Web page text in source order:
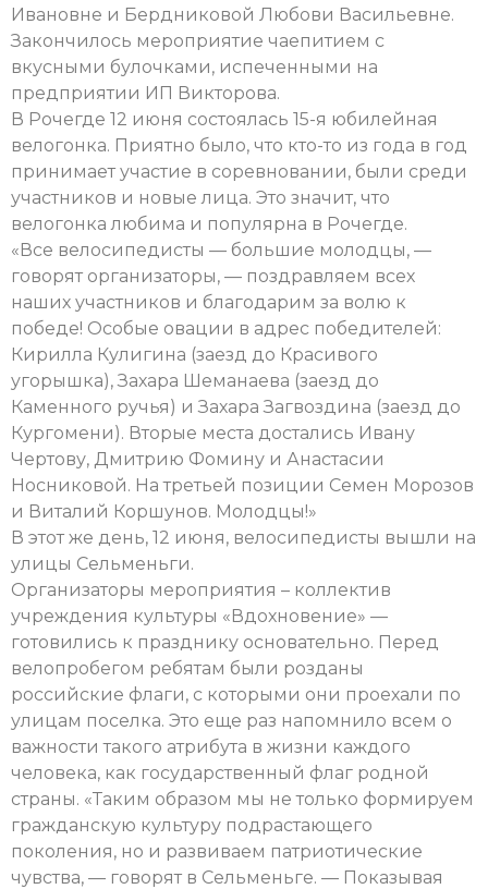
Ивановне и Бердниковой Любови Васильевне.
Закончилось мероприятие чаепитием с
вкусными булочками, испеченными на
предприятии ИП Викторова.
В Рочегде 12 июня состоялась 15-я юбилейная
велогонка. Приятно было, что кто-то из года в год
принимает участие в соревновании, были среди
участников и новые лица. Это значит, что
велогонка любима и популярна в Рочегде.
«Все велосипедисты — большие молодцы, —
говорят организаторы, — поздравляем всех
наших участников и благодарим за волю к
победе! Особые овации в адрес победителей:
Кирилла Кулигина (заезд до Красивого
угорышка), Захара Шеманаева (заезд до
Каменного ручья) и Захара Загвоздина (заезд до
Кургомени). Вторые места достались Ивану
Чертову, Дмитрию Фомину и Анастасии
Носниковой. На третьей позиции Семен Морозов
и Виталий Коршунов. Молодцы!»
В этот же день, 12 июня, велосипедисты вышли на
улицы Сельменьги.
Организаторы мероприятия – коллектив
учреждения культуры «Вдохновение» —
готовились к празднику основательно. Перед
велопробегом ребятам были розданы
российские флаги, с которыми они проехали по
улицам поселка. Это еще раз напомнило всем о
важности такого атрибута в жизни каждого
человека, как государственный флаг родной
страны. «Таким образом мы не только формируем
гражданскую культуру подрастающего
поколения, но и развиваем патриотические
чувства, — говорят в Сельменьге. — Показывая